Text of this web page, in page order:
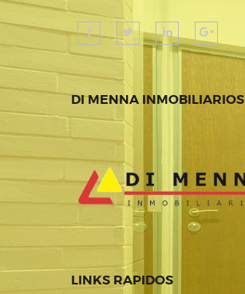
DI MENNA INMOBILIARIOS
LINKS RAPIDOS